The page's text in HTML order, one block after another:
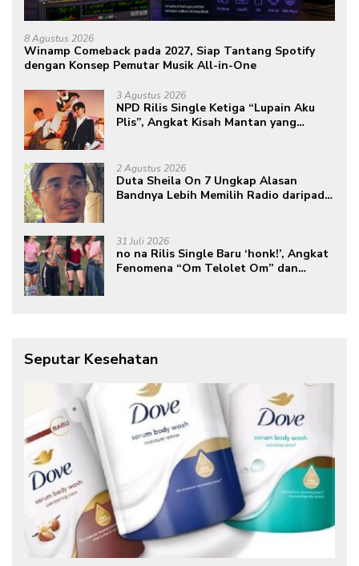
8 Agustus 2026
Winamp Comeback pada 2027, Siap Tantang Spotify
dengan Konsep Pemutar Musik All-in-One
3 Agustus 2026
NPD Rilis Single Ketiga “Lupain Aku
Plis”, Angkat Kisah Mantan yang
2 Agustus 2026
Duta Sheila On 7 Ungkap Alasan
Bandnya Lebih Memilih Radio daripada
31 Juli 2026
no na Rilis Single Baru ‘honk!’, Angkat
Fenomena “Om Telolet Om” dan
Seputar Kesehatan